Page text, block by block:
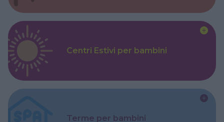
Centri Estivi per bambini
Terme per bambini